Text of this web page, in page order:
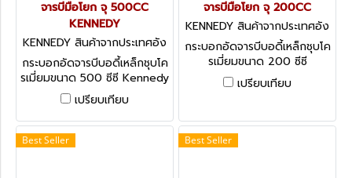
จารบีมือโยก จุ 500CC
KENNEDY
KENNEDY สินค้าจากประเทศอัง
กฤษ KEN-540-0301K
กระบอกอัดจารบีบอดี้เหล็กชุบโค
รเมี่ยมขนาด 500 ซีซี Kennedy
Grease Guns - Lever LG500
เปรียบเทียบ
จารบีมือโยก จุ 200CC
KENNEDY สินค้าจากประเทศอัง
กฤษ KEN-540-0150K
กระบอกอัดจารบีบอดี้เหล็กชุบโค
รเมี่ยมขนาด 200 ซีซี
Kennedy Grease Guns -
LG200
เปรียบเทียบ
Best Seller Best Seller